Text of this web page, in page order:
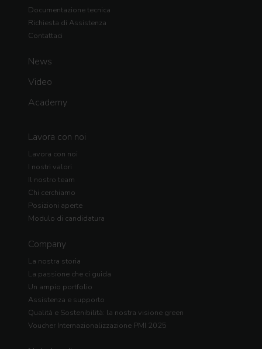
Documentazione tecnica
Richiesta di Assistenza
Contattaci
News
Video
Academy
Lavora con noi
Lavora con noi
I nostri valori
Il nostro team
Chi cerchiamo
Posizioni aperte
Modulo di candidatura
Company
La nostra storia
La passione che ci guida
Un ampio portfolio
Assistenza e supporto
Qualità e Sostenibilità: la nostra visione green
Voucher Internazionalizzazione PMI 2025